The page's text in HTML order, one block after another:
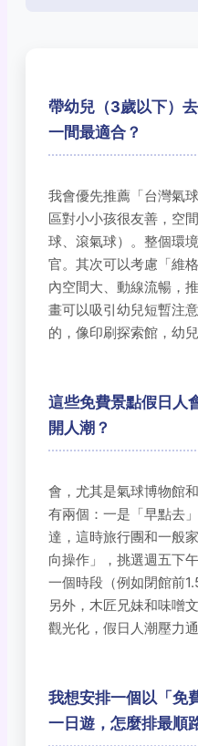
帶幼兒（3歲以下）
一間最適合？
我會優先推薦「台灣氣
區對小小孩很友善，空
球、滾氣球）。整個環
官。其次可以考慮「維
內空間大、動線流暢，
畫可以吸引幼兒短暫注
的，像印刷探索館，幼
這些免費景點假日人
開人潮？
會，尤其是氣球博物館
有兩個：一是「早點去
達，這時旅行團和一般
向操作」，挑選週五下
一個時段（例如閉館前
另外，木匠兄妹和味噌
觀光化，假日人潮壓力通
我想安排一個以「免
一日遊，怎麼排最順